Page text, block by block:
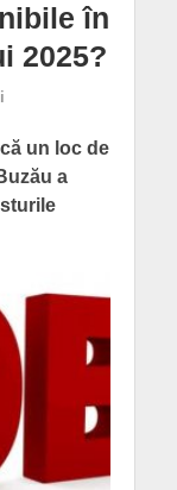
în
2025?
un loc de
a